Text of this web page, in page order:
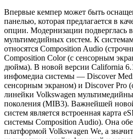
Впервые кемпер может быть
панелью, которая предлагается в
опции. Модернизации подверглась
мультимедийных систем. К
относятся Composition Audio
Composition Color (с сенсорным
дюйма). В новой версии California
инфомедиа системы — Discover
сенсорным экраном) и Discover Pro
линейки Volkswagen
поколения (MIB3). Важнейшей
систем является встроенная карта
системы Composition Audio). Она
платформой Volkswagen We, а